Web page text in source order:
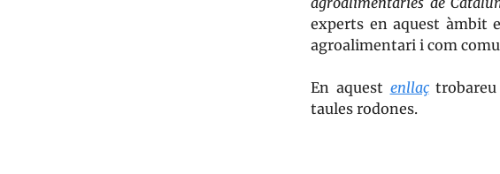
experts en aquest àmbit
agroalimentari i com
En aquest enllaçtrobareu
taules rodones.